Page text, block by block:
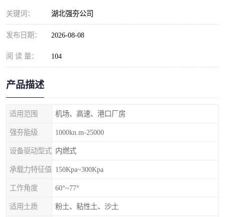
关键词： 湖北强夯公司
发布日期： 2026-08-08
阅 读 量： 104
产品描述
适用范围 机场、高速、港口厂房
强夯能级 1000kn.m-25000
设备驱动型式 内燃式
承载力特征值 150Kpa~300Kpa
工作角度 60°~77°
适用土质 粉土、粘性土、沙土